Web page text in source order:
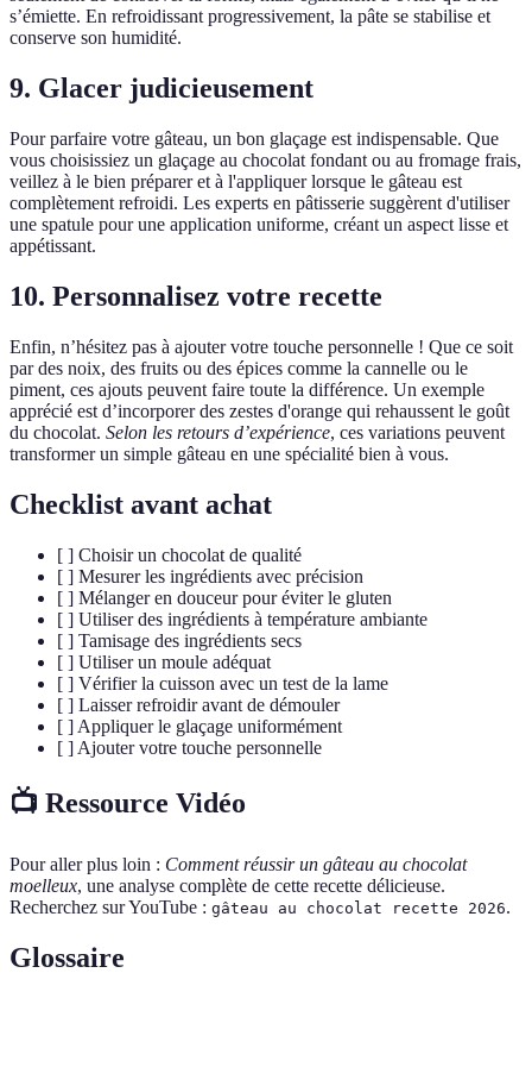
s’émiette. En refroidissant progressivement, la pâte se stabilise et
conserve son humidité.
9. Glacer judicieusement
Pour parfaire votre gâteau, un bon glaçage est indispensable. Que
vous choisissiez un glaçage au chocolat fondant ou au fromage frais,
veillez à le bien préparer et à l'appliquer lorsque le gâteau est
complètement refroidi. Les experts en pâtisserie suggèrent d'utiliser
une spatule pour une application uniforme, créant un aspect lisse et
appétissant.
10. Personnalisez votre recette
Enfin, n’hésitez pas à ajouter votre touche personnelle ! Que ce soit
par des noix, des fruits ou des épices comme la cannelle ou le
piment, ces ajouts peuvent faire toute la différence. Un exemple
apprécié est d’incorporer des zestes d'orange qui rehaussent le goût
du chocolat. Selon les retours d’expérience, ces variations peuvent
transformer un simple gâteau en une spécialité bien à vous.
Checklist avant achat
[ ] Choisir un chocolat de qualité
[ ] Mesurer les ingrédients avec précision
[ ] Mélanger en douceur pour éviter le gluten
[ ] Utiliser des ingrédients à température ambiante
[ ] Tamisage des ingrédients secs
[ ] Utiliser un moule adéquat
[ ] Vérifier la cuisson avec un test de la lame
[ ] Laisser refroidir avant de démouler
[ ] Appliquer le glaçage uniformément
[ ] Ajouter votre touche personnelle
📺 Ressource Vidéo
Pour aller plus loin : Comment réussir un gâteau au chocolat
moelleux, une analyse complète de cette recette délicieuse.
Recherchez sur YouTube : gâteau au chocolat recette 2026.
Glossaire